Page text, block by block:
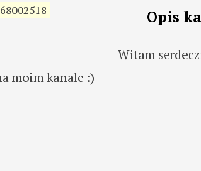
68002518
Opis
Witam
moim kanale :)